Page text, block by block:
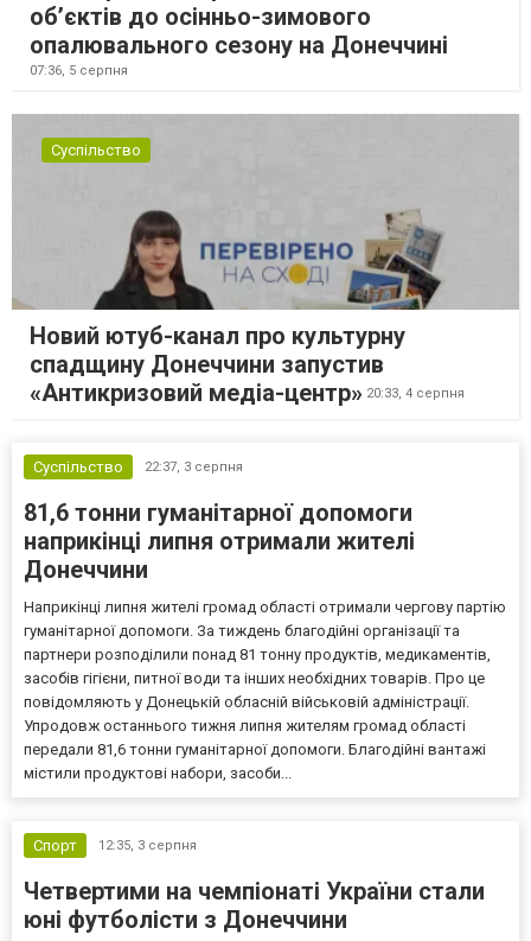
об’єктів до осінньо-зимового
опалювального сезону на Донеччині
07:36, 5 серпня
Суспільство
Новий ютуб-канал про культурну
спадщину Донеччини запустив
«Антикризовий медіа-центр» 20:33, 4 серпня
Суспільство 22:37, 3 серпня
81,6 тонни гуманітарної допомоги
наприкінці липня отримали жителі
Донеччини
Наприкінці липня жителі громад області отримали чергову партію
гуманітарної допомоги. За тиждень благодійні організації та
партнери розподілили понад 81 тонну продуктів, медикаментів,
засобів гігієни, питної води та інших необхідних товарів. Про це
повідомляють у Донецькій обласній військовій адміністрації.
Упродовж останнього тижня липня жителям громад області
передали 81,6 тонни гуманітарної допомоги. Благодійні вантажі
містили продуктові набори, засоби...
Спорт 12:35, 3 серпня
Четвертими на чемпіонаті України стали
юні футболісти з Донеччини